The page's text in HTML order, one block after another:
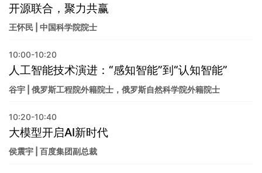
开源联合，聚力共赢
王怀民 | 中国科学院院士
10:00-10:20
人工智能技术演进：“感知智能”到“认知智能”
谷宇 | 俄罗斯工程院外籍院士，俄罗斯自然科学院外籍院士
10:20-10:40
大模型开启AI新时代
侯震宇 | 百度集团副总裁